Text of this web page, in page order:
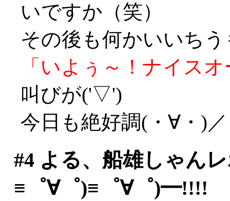
いですか（笑）
その後も何かいいち
「いよぅ～！ナイス
叫びが('▽')
今日も絶好調(・∀・)／
#4よる、船雄しゃん
≡゜∀゜)≡゜∀゜)━!!!!